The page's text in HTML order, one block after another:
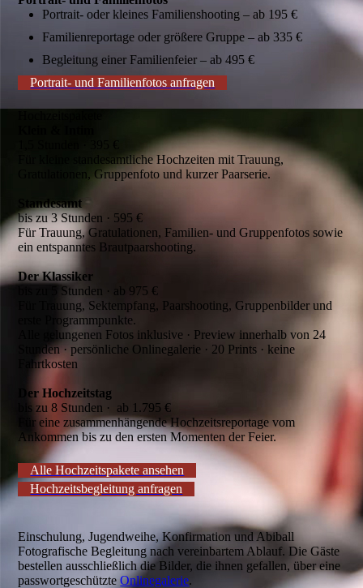
Portrait- oder kleines Familienshooting – ab 195 €
Familienreportage oder größere Gruppe – ab 335 €
Begleitung einer Familienfeier – ab 495 €
Portrait- und Familienfotos anfragen
Für kleine standesamtliche Hochzeiten mit Trauung,
Gratulationen, Gruppenfoto und kurzer Paarserie.
Standesamt
bis zu 3 Stunden · 595 €
Für Trauung, Gratulationen, Familien- und Gruppenfotos sowie
ein entspanntes Brautpaarshooting.
Der Klassiker
bis zu 5 Stunden · ab 975 €
Für Trauung, Sektempfang, Paarshooting, Gruppenbilder und
erste Programmpunkte.
Alle gelungenen Fotos inklusive · Preview innerhalb von 24
Stunden · persönliche Onlinegalerie · 20 Prints · keine
Fahrtkosten
Der Hochzeitstag
bis zu 8 Stunden · ab 1.795 €
Für eine zusammenhängende Hochzeitsreportage vom
Ankommen bis zu den ersten Momenten der Feier.
Alle Hochzeitspakete ansehen
Hochzeitsbegleitung anfragen
Einschulung, Jugendweihe, Konfirmation und Abiball
Fotografische Begleitung nach vereinbartem Ablauf. Die Gäste
bestellen ausschließlich die Bilder, die ihnen gefallen, über eine
passwortgeschützteOnlinegalerie.